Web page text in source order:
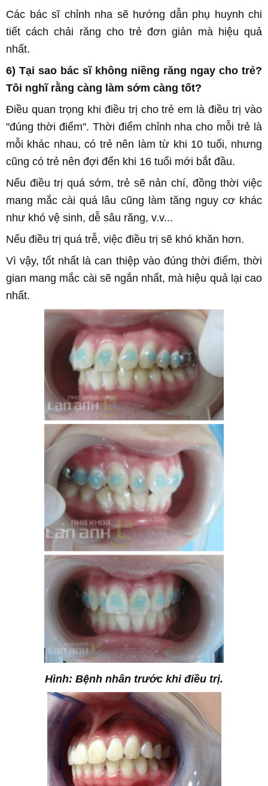
Các bác sĩ chỉnh nha sẽ hướng dẫn phụ huynh chi
tiết cách chải răng cho trẻ đơn giản mà hiệu quả
nhất.
6) Tại sao bác sĩ không niềng răng ngay cho trẻ?
Tôi nghĩ rằng càng làm sớm càng tốt?
Điều quan trọng khi điều trị cho trẻ em là điều trị vào
"đúng thời điểm". Thời điểm chỉnh nha cho mỗi trẻ là
mỗi khác nhau, có trẻ nên làm từ khi 10 tuổi, nhưng
cũng có trẻ nên đợi đến khi 16 tuổi mới bắt đầu.
Nếu điều trị quá sớm, trẻ sẽ nản chí, đồng thời việc
mang mắc cài quá lâu cũng làm tăng nguy cơ khác
như khó vệ sinh, dễ sâu răng, v.v...
Nếu điều trị quá trễ, việc điều trị sẽ khó khăn hơn.
Vì vậy, tốt nhất là can thiệp vào đúng thời điểm, thời
gian mang mắc cài sẽ ngắn nhất, mà hiệu quả lại cao
nhất.
Hình: Bệnh nhân trước khi điều trị.